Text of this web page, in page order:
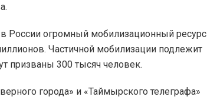
России огромный мобилизационный ресурс
Частичной мобилизации подлежит
призваны 300 тысяч человек.
города» и «Таймырского телеграфа»